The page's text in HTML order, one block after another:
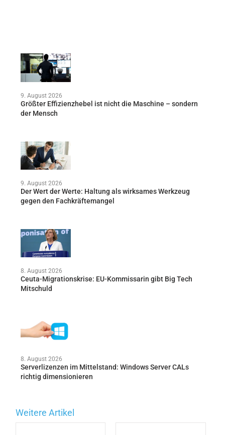
9. August 2026
Größter Effizienzhebel ist nicht die Maschine – sondern
der Mensch
9. August 2026
Der Wert der Werte: Haltung als wirksames Werkzeug
gegen den Fachkräftemangel
8. August 2026
Ceuta-Migrationskrise: EU-Kommissarin gibt Big Tech
Mitschuld
8. August 2026
Serverlizenzen im Mittelstand: Windows Server CALs
richtig dimensionieren
Weitere Artikel